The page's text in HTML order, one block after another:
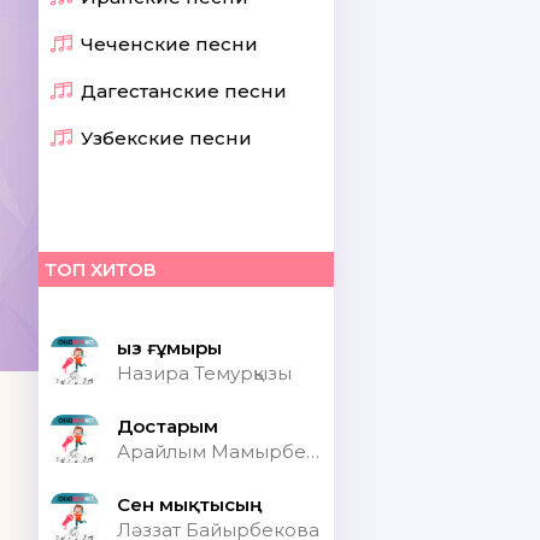
Чеченские песни
Дагестанские песни
Узбекские песни
ТОП ХИТОВ
Қыз ғұмыры
Назира Темурқызы
Достарым
Арайлым Мамырбекқызы
Сен мықтысың
Ләззат Байырбекова